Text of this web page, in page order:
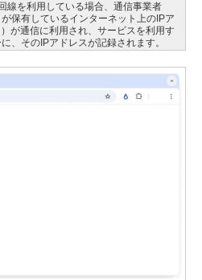
線を利用している場合、通信事業者
保有しているインターネット上のIPア
が通信に利用され、サービスを利用す
、そのIPアドレスが記録されます。